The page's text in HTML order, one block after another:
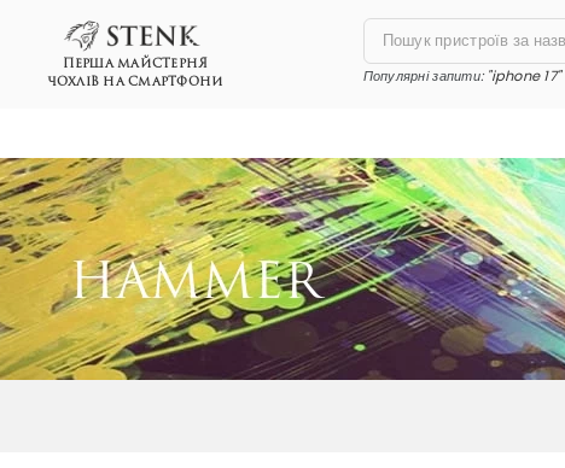
ПЕРША МАЙСТЕРНЯ
ЧОХЛІВ НА СМАРТФОНИ
Популярні запити:"iphone 17"